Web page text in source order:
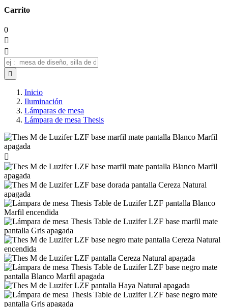
Carrito
0



Inicio
Iluminación
Lámparas de mesa
Lámpara de mesa Thesis
